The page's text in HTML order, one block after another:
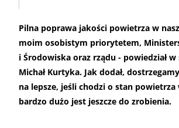
Pilna poprawa jakości powietrza w
moim osobistym priorytetem,
i Środowiska oraz rządu - powiedział w
Michał Kurtyka. Jak dodał,
na lepsze, jeśli chodzi o stan powietrza
bardzo dużo jest jeszcze do zrobienia.